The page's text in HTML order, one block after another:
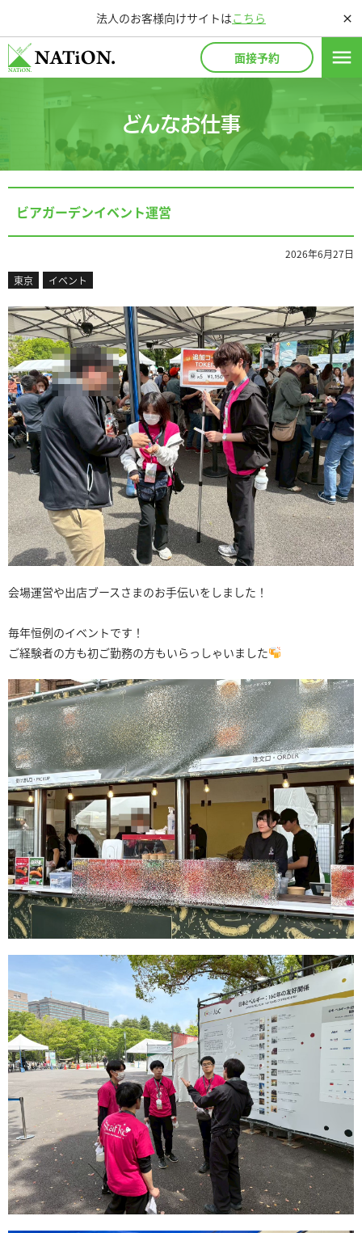
法人のお客様向けサイトはこちら close
面接予約 menu
どんなお仕事
ビアガーデンイベント運営
2026年6月27日
東京
イベント
会場運営や出店ブースさまのお手伝いをしました！
毎年恒例のイベントです！
ご経験者の方も初ご勤務の方もいらっしゃいました